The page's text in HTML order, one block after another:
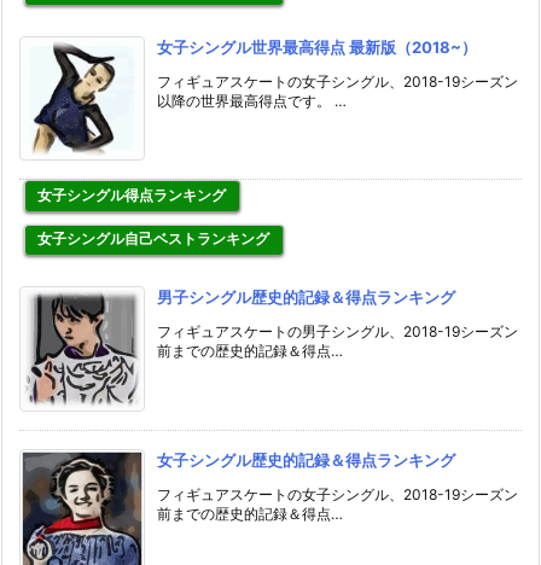
女子シングル世界最高得点 最新版（2018~）
フィギュアスケートの女子シングル、2018-19シーズン
以降の世界最高得点です。 …
女子シングル得点ランキング
女子シングル自己ベストランキング
男子シングル歴史的記録＆得点ランキング
フィギュアスケートの男子シングル、2018-19シーズン
前までの歴史的記録＆得点…
女子シングル歴史的記録＆得点ランキング
フィギュアスケートの女子シングル、2018-19シーズン
前までの歴史的記録＆得点…